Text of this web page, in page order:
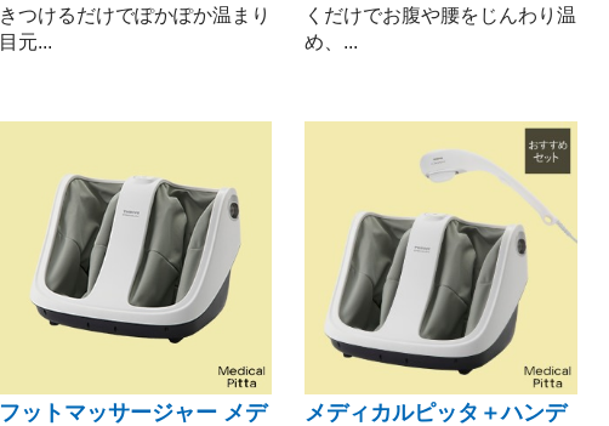
きつけるだけでぽかぽか温まり
目元...
くだけでお腹や腰をじんわり温
め、...
フットマッサージャー メデ
メディカルピッタ＋ハンデ